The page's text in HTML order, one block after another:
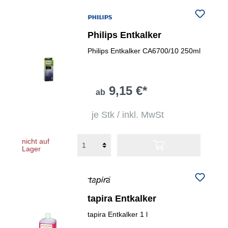
Philips Entkalker
Philips Entkalker CA6700/10 250ml
ab 9,15 €*
je Stk / inkl. MwSt
nicht auf
Lager
tapira Entkalker
tapira Entkalker 1 l